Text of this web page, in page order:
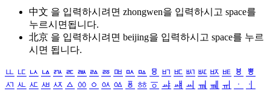
中文 을 입력하시려면 zhongwen을 입력하시고 space를
누르시면됩니다.
北京 을 입력하시려면 beijing을 입력하시고 space를 누르
시면 됩니다.
ㅥ ㅦ ㅧ ㅨ ㅩ ㅪ ㅫ ㅬ ㅭ ㅮ ㅯ ㅰ ㅱ ㅲ ㅳ ㅴ ㅵ ㅶ ㅷ ㅸ
ㅹ
ㅺ ㅻ ㅼ ㅽ ㅾ ㅿ ㆀ ㆁ ㆂ ㆃ ㆄ ㆅ ㆆ ㆇ ㆈ ㆉ ㆊ ㆋ ㆌ ㆍ
ㆎ